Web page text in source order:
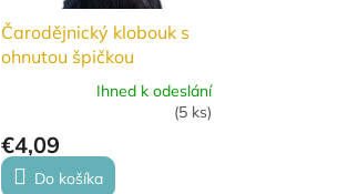
Čarodějnický klobouk s
ohnutou špičkou
produktu
je
5,0
Ihned k odeslání
(5 ks)
€4,09
Do košíka